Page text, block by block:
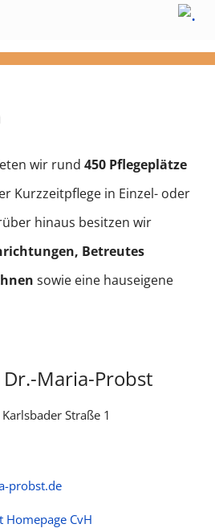
wir rund 450 Pflegeplätze
Kurzzeitpflege in Einzel- oder
hinaus besitzen wir
Betreutes
sowie eine hauseigene
Maria-Probst
Karlsbader Straße 1
probst.de